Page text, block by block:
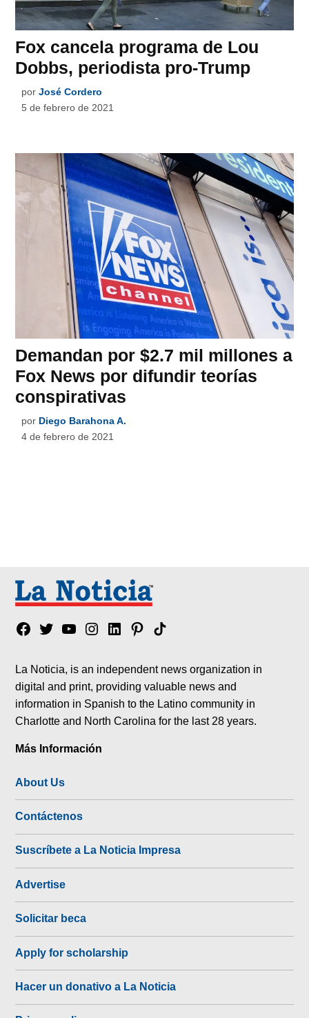
Fox cancela programa de Lou
Dobbs, periodista pro-Trump
por José Cordero
5 de febrero de 2021
Demandan por $2.7 mil millones a
Fox News por difundir teorías
conspirativas
por Diego Barahona A.
4 de febrero de 2021
Facebook
TwitterYouTubeInstagram
LinkedinPinterest
Tik
La Noticia, is an independent news organization in
digital and print, providing valuable news and
information in Spanish to the Latino community in
Charlotte and North Carolina for the last 28 years.
Más Información
About Us
Contáctenos
Suscríbete a La Noticia Impresa
Advertise
Solicitar beca
Apply for scholarship
Hacer un donativo a La Noticia